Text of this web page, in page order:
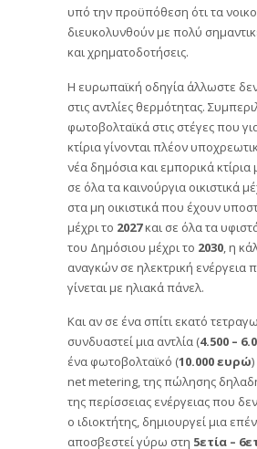
υπό την προϋπόθεση ότι τα
διευκολυνθούν με πολύ
και χρηματοδοτήσεις.
Η ευρωπαϊκή οδηγία άλλωστε δεν
στις αντλίες θερμότητας.
φωτοβολταϊκά στις στέγες που
κτίρια γίνονται πλέον
νέα δημόσια και εμπορικά κτίρια
σε όλα τα καινούργια οικιστικά
στα μη οικιστικά που έχουν
μέχρι το 2027και σε όλα τα
του Δημόσιου μέχρι το 2030 , η
αναγκών σε ηλεκτρική ενέργεια
γίνεται με ηλιακά πάνελ.
Και αν σε ένα σπίτι εκατό
συνδυαστεί μια αντλία (4.500 –
ένα φωτοβολταϊκό (10.000 ευρώ
net metering, της πώλησης
της περίσσειας ενέργειας που
ο ιδιοκτήτης, δημιουργεί μια
αποσβεστεί γύρω στη 5ετία –